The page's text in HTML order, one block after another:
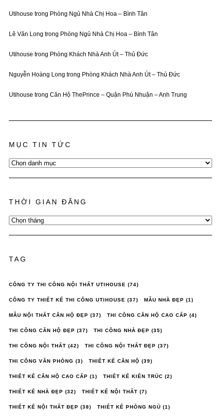
Utihouse trong Phòng Ngủ Nhà Chị Hoa – Bình Tân
Lê Văn Long trong Phòng Ngủ Nhà Chị Hoa – Bình Tân
Utihouse trong Phòng Khách Nhà Anh Út – Thủ Đức
Nguyễn Hoàng Long trong Phòng Khách Nhà Anh Út – Thủ Đức
Utihouse trong Căn Hộ ThePrince – Quận Phú Nhuận – Anh Trung
MỤC TIN TỨC
Mục
Tin
THỜI GIAN ĐĂNG
Thời
Gian
TAG
CÔNG TY THI CÔNG NỘI THẤT UTIHOUSE (74)
CÔNG TY THIẾT KẾ THI CÔNG UTIHOUSE (37) MẪU NHÀ ĐẸP (1)
MẪU NỘI THẤT CĂN HỘ ĐẸP (37) THI CÔNG CĂN HỘ CAO CẤP (4)
THI CÔNG CĂN HỘ ĐẸP (37) THI CÔNG NHÀ ĐẸP (35)
THI CÔNG NỘI THẤT (42) THI CÔNG NỘI THẤT ĐẸP (37)
THI CÔNG VĂN PHÒNG (3) THIẾT KẾ CĂN HỘ (39)
THIẾT KẾ CĂN HỘ CAO CẤP (1) THIẾT KẾ KIẾN TRÚC (2)
THIẾT KẾ NHÀ ĐẸP (32) THIẾT KẾ NỘI THẤT (7)
THIẾT KẾ NỘI THẤT ĐẸP (38) THIẾT KẾ PHÒNG NGỦ (1)